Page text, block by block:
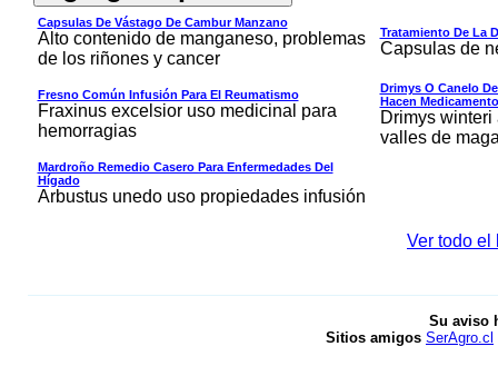
Capsulas De Vástago De Cambur Manzano
Alto contenido de manganeso, problemas
de los riñones y cancer
Tratamiento De La
Capsulas de
Fresno Común Infusión Para El Reumatismo
Fraxinus excelsior uso medicinal para
hemorragias
Drimys O Canelo
Hacen
Drimys
valles de
Mardroño Remedio Casero Para Enfermedades Del
Hígado
Arbustus unedo uso propiedades infusión
Ver todo el
Su aviso
Sitios amigos SerAgro.cl